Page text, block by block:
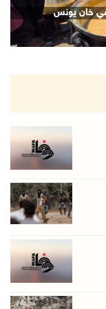
...
ب ...
ا ...
...